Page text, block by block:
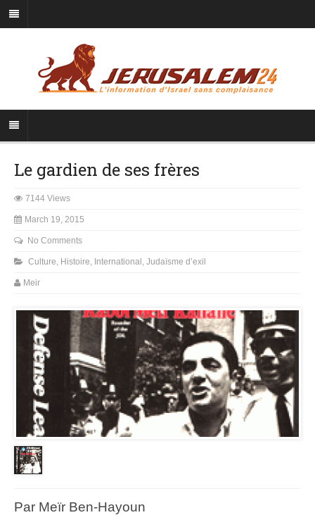
Le gardien de ses frères
7144 Views
March 19, 2015
No Comments
Culture, Histoire, International , Judaïsme d’exil
Meir
Par Meïr Ben-Hayoun